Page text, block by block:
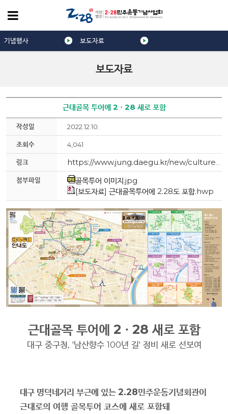
보도자료
기념행사 보도자료
근대골목 투어에 2ㆍ28 새로 포함
작성일 2022.12.10.
조회수 4,041
링크
첨부파일
골목투어 이미지.jpg
[보도자료] 근대골목투어에 2.28도 포함.hwp
근대골목 투어에 2 ㆍ 28 새로 포함
대구 중구청, '남산향수 100년 길' 정비 새로 선보여
대구 명덕네거리 부근에 있는2.28민주운동기념회관이
근대로의 여행 골목투어 코스에 새로 포함돼